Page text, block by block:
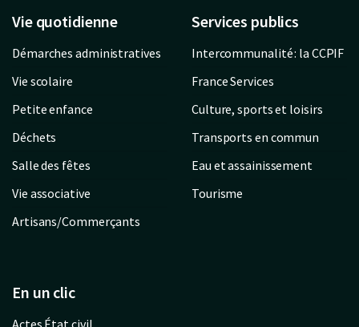
Vie quotidienne
Démarches administratives
Vie scolaire
Petite enfance
Déchets
Salle des fêtes
Vie associative
Artisans/Commerçants
Services publics
Intercommunalité : la CCPIF
France Services
Culture, sports et loisirs
Transports en commun
Eau et assainissement
Tourisme
En un clic
Actes État civil